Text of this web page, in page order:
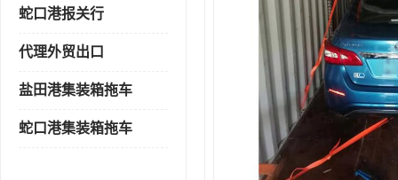
蛇口港报关行
代理外贸出口
盐田港集装箱拖车
蛇口港集装箱拖车